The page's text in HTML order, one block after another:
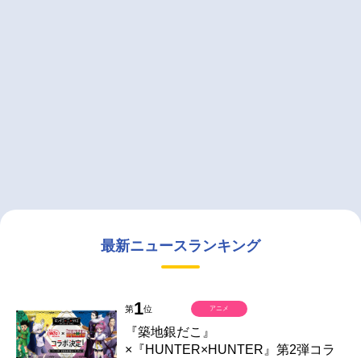
最新ニュースランキング
第1位
『築地銀だこ』
×『HUNTER×HUNTER』第2弾コラ
アニメ